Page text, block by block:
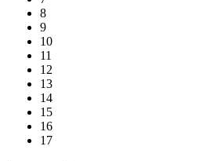
8
9
10
11
12
13
14
15
16
17